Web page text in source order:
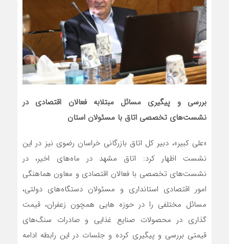
بررسی و پیگیری مسائل مبتلابه فعالان اقتصادی در
نشست‌های تخصصی اتاق با مسئولان استان
«علی کبیر»، دبیر کل اتاق بازرگانی خراسان رضوی نیز در این
نشست اظهار کرد: اتاق مشهد در ماه‌های اخیر، در
نشست‌های تخصصی با فعالان اقتصادی و معاون هماهنگی
امور اقتصادی استانداری و مسئولان دستگاه‌های دولتی،
مسائل مختلفی را در حوزه هایی همچون زعفران، قیمت
گذاری در محصولات صنایع غذایی و صادرات سنگ‌های
قیمتی بررسی و پیگیری کرده و جلسات در این رابطه ادامه